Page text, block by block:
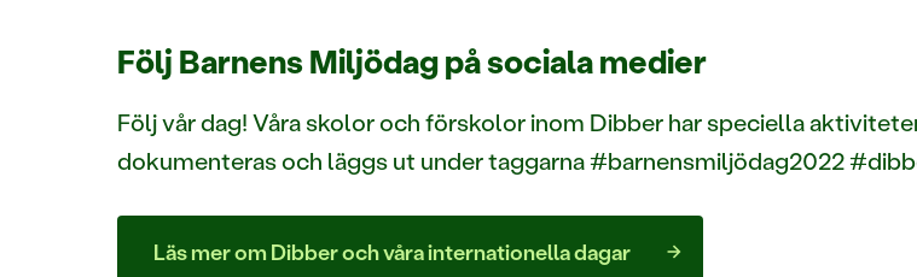
Följ Barnens Miljödag på sociala medier
Följ vår dag! Våra skolor och förskolor inom Dibber har speciella
dokumenteras och läggs ut under taggarna #barnensmiljödag2022
Läs mer om Dibber och våra internationella dagar